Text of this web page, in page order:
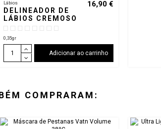
Lábios
DELINEADOR DE
LÁBIOS CREMOSO
16,90 €
0,35gr
Adicionar ao carrinho
COMPRARAM: